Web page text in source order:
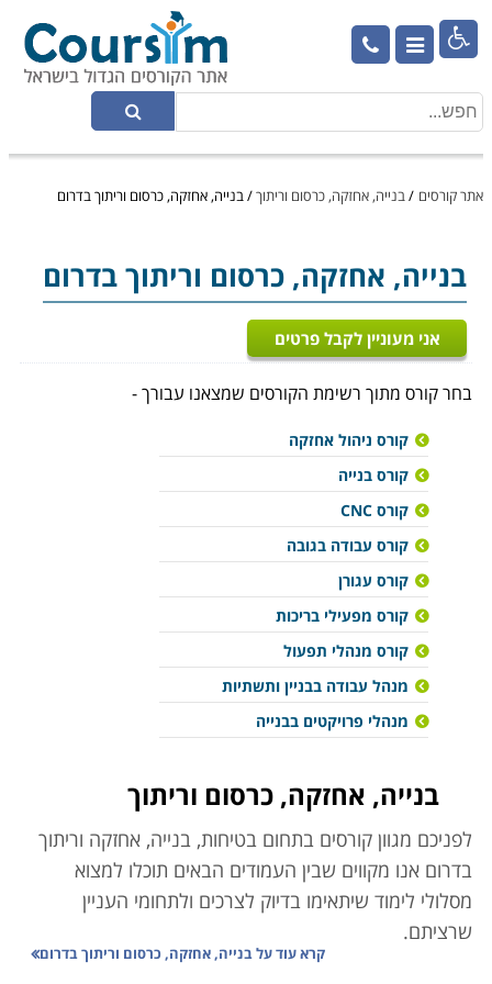

אתר קורסים /בנייה, אחזקה, כרסום וריתוך/בנייה, אחזקה, כרסום וריתוך בדרום
בנייה, אחזקה, כרסום וריתוךבדרום
אני מעוניין לקבל פרטים
בחר קורס מתוך רשימת הקורסים שמצאנו עבורך -
קורס ניהול אחזקה
קורס בנייה
קורס CNC
קורס עבודה בגובה
קורס עגורן
קורס מפעילי בריכות
קורס מנהלי תפעול
מנהל עבודה בבניין ותשתיות
מנהלי פרויקטים בבנייה
בנייה, אחזקה, כרסום וריתוך
לפניכם מגוון קורסים בתחום בטיחות, בנייה, אחזקה וריתוך
בדרום אנו מקווים שבין העמודים הבאים תוכלו למצוא
מסלולי לימוד שיתאימו בדיוק לצרכים ולתחומי העניין
שרציתם.
קרא עוד עלבנייה, אחזקה, כרסום וריתוך בדרום